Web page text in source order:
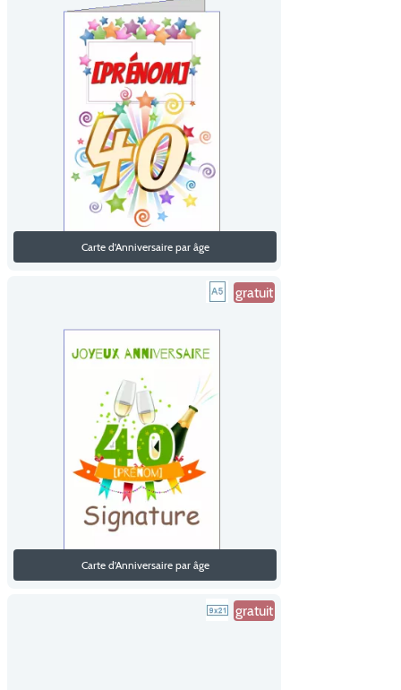
Carte d'Anniversaire par âge
gratuit
Carte d'Anniversaire par âge
gratuit